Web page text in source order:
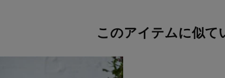
このアイテムに似て